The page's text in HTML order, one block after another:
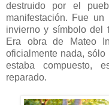
destruido por el
manifestación. Fue
invierno y símbolo del
Era obra de Mateo
oficialmente nada,
estaba compuesto,
reparado.